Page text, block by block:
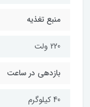
منبع تغذیه
220 ولت
بازدهی در ساعت
40 کیلوگرم